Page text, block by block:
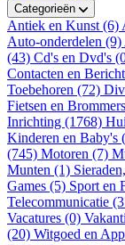
Categorieën
Antiek en Kunst (6)
Auto-onderdelen (9)
(43) Cd's en Dvd's
Contacten en
Toebehoren (72)
Fietsen en
Inrichting (1768)
Kinderen en Baby's
(745) Motoren (7)
Munten (1)
Games (5) Sport en
Telecommunicatie
Vacatures (0)
(20) Witgoed en